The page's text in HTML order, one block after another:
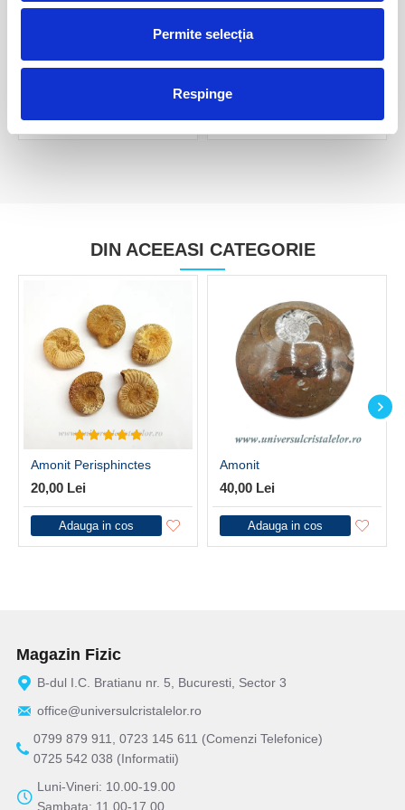
Permite selecția
Respinge
Set amonit
Set amonit
DIN ACEEASI CATEGORIE
Amonit Perisphinctes
20,00 Lei
Adauga in cos
Amonit
40,00 Lei
Adauga in cos
Magazin Fizic
B-dul I.C. Bratianu nr. 5, Bucuresti, Sector 3
office@universulcristalelor.ro
0799 879 911, 0723 145 611 (Comenzi Telefonice)
0725 542 038 (Informatii)
Luni-Vineri: 10.00-19.00
Sambata: 11.00-17.00